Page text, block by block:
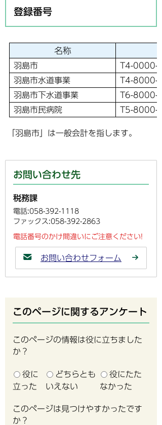
登録番号
名称
羽島市
T4-0000-
羽島市水道事業
T4-8000-
羽島市下水道事業
T6-8000-
羽島市民病院
T5-8000-
「羽島市」は一般会計を指します。
お問い合わせ先
税務課
電話:058-392-1118
ファックス:058-392-2863
電話番号のかけ間違いにご注意ください!
お問い合わせフォーム
このページに関するアンケート
このページの情報は役に立ちました
か？
役に
立った
どちらとも
いえない
役にたた
なかった
このページは見つけやすかったです
か？